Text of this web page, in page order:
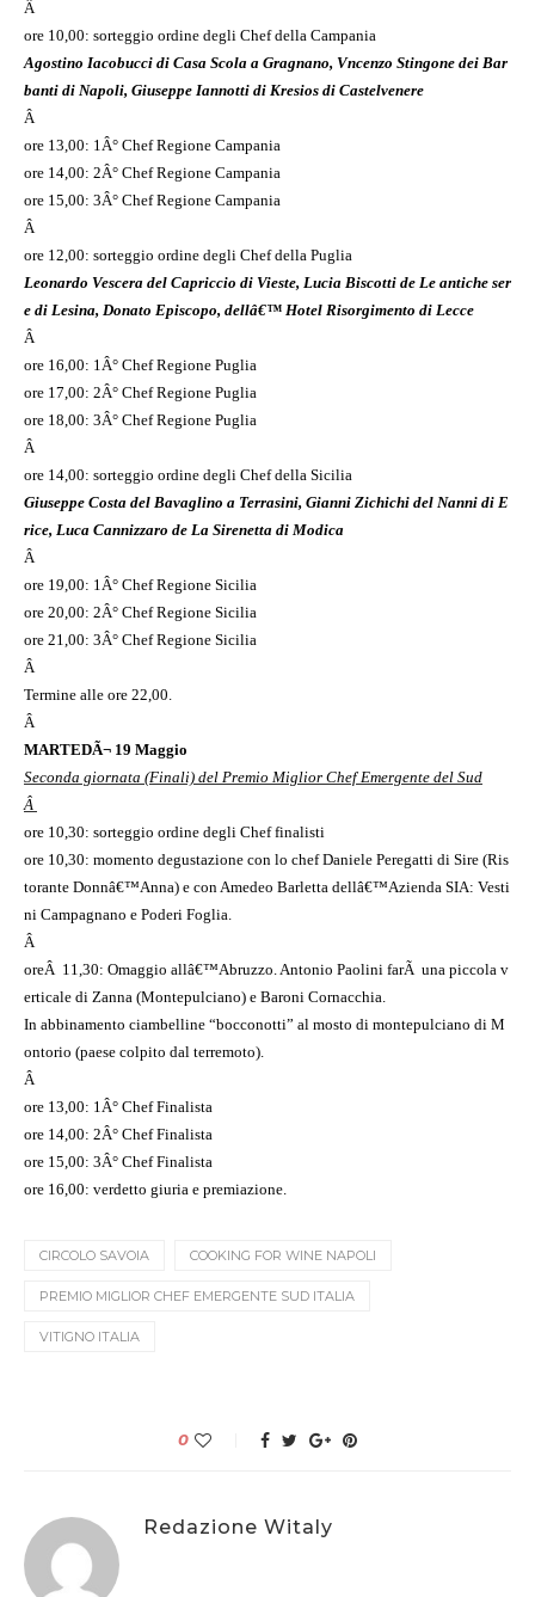
Â
ore 10,00: sorteggio ordine degli Chef della Campania
Agostino Iacobucci di Casa Scola a Gragnano, Vncenzo Stingone dei Bar
banti di Napoli, Giuseppe Iannotti di Kresios di Castelvenere
Â
ore 13,00: 1Â° Chef Regione Campania
ore 14,00: 2Â° Chef Regione Campania
ore 15,00: 3Â° Chef Regione Campania
Â
ore 12,00: sorteggio ordine degli Chef della Puglia
Leonardo Vescera del Capriccio di Vieste, Lucia Biscotti de Le antiche ser
e di Lesina, Donato Episcopo, dellâ€™ Hotel Risorgimento di Lecce
Â
ore 16,00: 1Â° Chef Regione Puglia
ore 17,00: 2Â° Chef Regione Puglia
ore 18,00: 3Â° Chef Regione Puglia
Â
ore 14,00: sorteggio ordine degli Chef della Sicilia
Giuseppe Costa del Bavaglino a Terrasini, Gianni Zichichi del Nanni di E
rice, Luca Cannizzaro de La Sirenetta di Modica
Â
ore 19,00: 1Â° Chef Regione Sicilia
ore 20,00: 2Â° Chef Regione Sicilia
ore 21,00: 3Â° Chef Regione Sicilia
Â
Termine alle ore 22,00.
Â
MARTEDÃ¬ 19 Maggio
Seconda giornata (Finali) del Premio Miglior Chef Emergente del Sud
Â
ore 10,30: sorteggio ordine degli Chef finalisti
ore 10,30: momento degustazione con lo chef Daniele Peregatti di Sire (Ris
torante Donnâ€™Anna) e con Amedeo Barletta dellâ€™Azienda SIA: Vesti
ni Campagnano e Poderi Foglia.
Â
oreÂ 11,30: Omaggio allâ€™Abruzzo. Antonio Paolini farÃ una piccola v
erticale di Zanna (Montepulciano) e Baroni Cornacchia.
In abbinamento ciambelline “bocconotti” al mosto di montepulciano di M
ontorio (paese colpito dal terremoto).
Â
ore 13,00: 1Â° Chef Finalista
ore 14,00: 2Â° Chef Finalista
ore 15,00: 3Â° Chef Finalista
ore 16,00: verdetto giuria e premiazione.
CIRCOLO SAVOIA COOKING FOR WINE NAPOLI
PREMIO MIGLIOR CHEF EMERGENTE SUD ITALIA
VITIGNO ITALIA
0
Redazione Witaly